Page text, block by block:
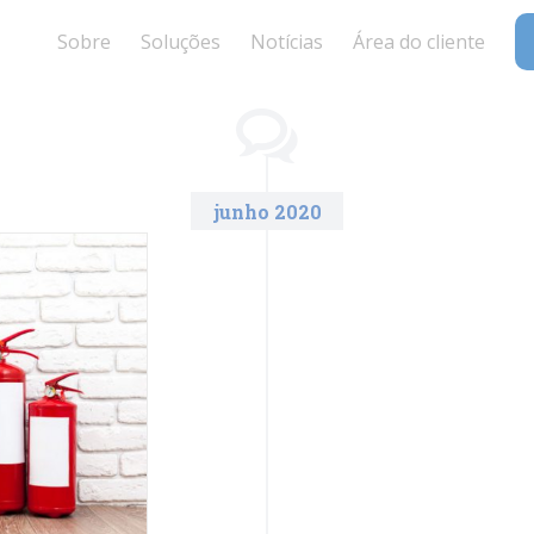
Sobre Soluções Notícias Área do cliente
junho 2020